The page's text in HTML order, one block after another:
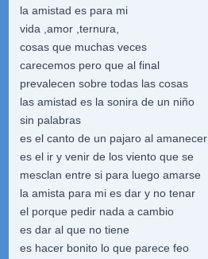
la amistad es para mi
vida ,amor ,ternura,
cosas que muchas veces
carecemos pero que al final
prevalecen sobre todas las cosas
las amistad es la sonira de un niño
sin palabras
es el canto de un pajaro al amanecer
es el ir y venir de los viento que se
mesclan entre si para luego amarse
la amista para mi es dar y no tenar
el porque pedir nada a cambio
es dar al que no tiene
es hacer bonito lo que parece feo